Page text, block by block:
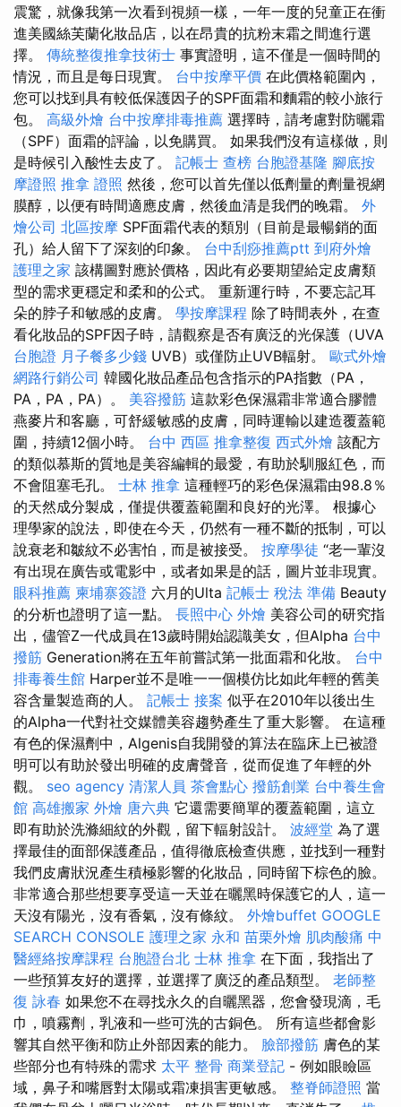
震驚，就像我第一次看到視頻一樣，一年一度的兒童正在衝
進美國絲芙蘭化妝品店，以在昂貴的抗粉末霜之間進行選
擇。 傳統整復推拿技術士 事實證明，這不僅是一個時間的
情況，而且是每日現實。 台中按摩平價 在此價格範圍內，
您可以找到具有較低保護因子的SPF面霜和麵霜的較小旅行
包。 高級外燴 台中按摩排毒推薦 選擇時，請考慮對防曬霜
（SPF）面霜的評論，以免購買。 如果我們沒有這樣做，則
是時候引入酸性去皮了。 記帳士 查榜 台胞證基隆 腳底按
摩證照 推拿 證照 然後，您可以首先僅以低劑量的劑量視網
膜醇，以便有時間適應皮膚，然後血清是我們的晚霜。 外
燴公司 北區按摩 SPF面霜代表的類別（目前是最暢銷的面
孔）給人留下了深刻的印象。 台中刮痧推薦ptt 到府外燴
護理之家 該構圖對應於價格，因此有必要期望給定皮膚類
型的需求更穩定和柔和的公式。 重新運行時，不要忘記耳
朵的脖子和敏感的皮膚。 學按摩課程 除了時間表外，在查
看化妝品的SPF因子時，請觀察是否有廣泛的光保護（UVA
台胞證 月子餐多少錢 UVB）或僅防止UVB輻射。 歐式外燴
網路行銷公司 韓國化妝品產品包含指示的PA指數（PA，
PA，PA，PA）。 美容撥筋 這款彩色保濕霜非常適合膠體
燕麥片和客廳，可舒緩敏感的皮膚，同時運輸以建造覆蓋範
圍，持續12個小時。 台中 西區 推拿整復 西式外燴 該配方
的類似慕斯的質地是美容編輯的最愛，有助於馴服紅色，而
不會阻塞毛孔。 士林 推拿 這種輕巧的彩色保濕霜由98.8％
的天然成分製成，僅提供覆蓋範圍和良好的光澤。 根據心
理學家的說法，即使在今天，仍然有一種不斷的抵制，可以
說衰老和皺紋不必害怕，而是被接受。 按摩學徒 “老一輩沒
有出現在廣告或電影中，或者如果是的話，圖片並非現實。
眼科推薦 柬埔寨簽證 六月的Ulta 記帳士 稅法 準備 Beauty
的分析也證明了這一點。 長照中心 外燴 美容公司的研究指
出，儘管Z一代成員在13歲時開始認識美女，但Alpha 台中
撥筋 Generation將在五年前嘗試第一批面霜和化妝。 台中
排毒養生館 Harper並不是唯一一個模仿比如此年輕的舊美
容含量製造商的人。 記帳士 接案 似乎在2010年以後出生
的Alpha一代對社交媒體美容趨勢產生了重大影響。 在這種
有色的保濕劑中，Algenis自我開發的算法在臨床上已被證
明可以有助於發出明確的皮膚聲音，從而促進了年輕的外
觀。 seo agency 清潔人員 茶會點心 撥筋創業 台中養生會
館 高雄搬家 外燴 唐六典 它還需要簡單的覆蓋範圍，這立
即有助於洗滌細紋的外觀，留下輻射設計。 波經堂 為了選
擇最佳的面部保護產品，值得徹底檢查供應，並找到一種對
我們皮膚狀況產生積極影響的化妝品，同時留下棕色的臉。
非常適合那些想要享受這一天並在曬黑時保護它的人，這一
天沒有陽光，沒有香氣，沒有條紋。 外燴buffet GOOGLE
SEARCH CONSOLE 護理之家 永和 苗栗外燴 肌肉酸痛 中
醫經絡按摩課程 台胞證台北 士林 推拿 在下面，我指出了
一些預算友好的選擇，並選擇了廣泛的產品類型。 老師整
復 詠春 如果您不在尋找永久的自曬黑器，您會發現滴，毛
巾，噴霧劑，乳液和一些可洗的古銅色。 所有這些都會影
響其自然平衡和防止外部因素的能力。 臉部撥筋 膚色的某
些部分也有特殊的需求 太平 整骨 商業登記 - 例如眼瞼區
域，鼻子和嘴唇對太陽或霜凍損害更敏感。 整脊師證照 當